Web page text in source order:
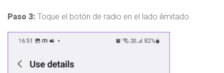
Paso 3: Toque el botón de radio en el lado ilimitado.